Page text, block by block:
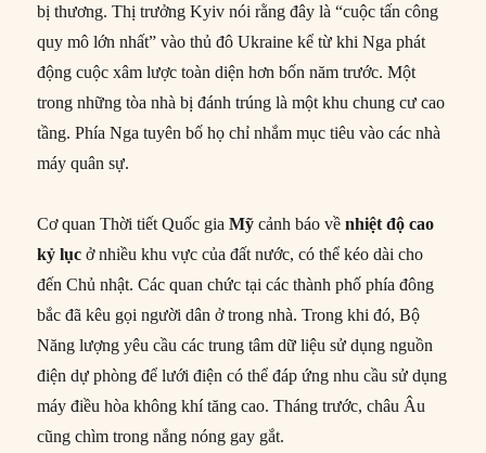
bị thương. Thị trưởng Kyiv nói rằng đây là “cuộc tấn công
quy mô lớn nhất” vào thủ đô Ukraine kể từ khi Nga phát
động cuộc xâm lược toàn diện hơn bốn năm trước. Một
trong những tòa nhà bị đánh trúng là một khu chung cư cao
tầng. Phía Nga tuyên bố họ chỉ nhắm mục tiêu vào các nhà
máy quân sự.
Cơ quan Thời tiết Quốc giaMỹ cảnh báo vềnhiệt độ cao
kỷ lục ở nhiều khu vực của đất nước, có thể kéo dài cho
đến Chủ nhật. Các quan chức tại các thành phố phía đông
bắc đã kêu gọi người dân ở trong nhà. Trong khi đó, Bộ
Năng lượng yêu cầu các trung tâm dữ liệu sử dụng nguồn
điện dự phòng để lưới điện có thể đáp ứng nhu cầu sử dụng
máy điều hòa không khí tăng cao. Tháng trước, châu Âu
cũng chìm trong nắng nóng gay gắt.